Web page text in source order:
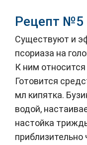
Рецепт №5
Существуют и
псориаза на
К ним
Готовится
мл кипятка.
водой,
настойка
приблизительно